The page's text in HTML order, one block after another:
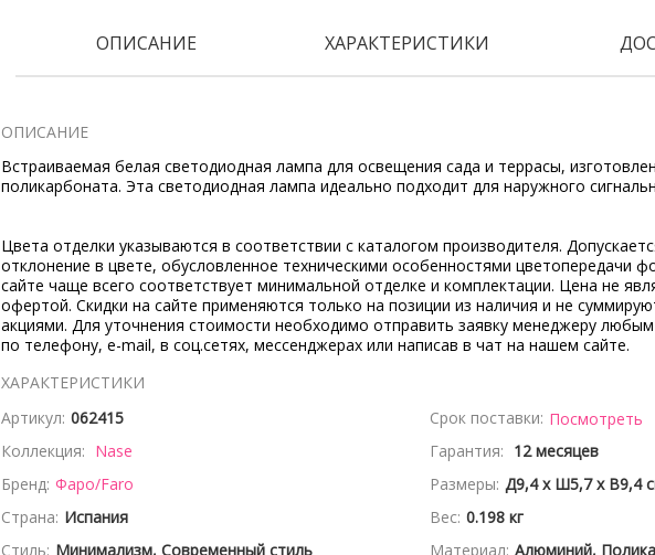
ОПИСАНИЕ ХАРАКТЕРИСТИКИ
ОПИСАНИЕ
Встраиваемая белая светодиодная лампа для освещения сада и террасы,
поликарбоната. Эта светодиодная лампа идеально подходит для наружного
Цвета отделки указываются в соответствии с каталогом производителя.
отклонение в цвете, обусловленное техническими особенностями цветопередачи
сайте чаще всего соответствует минимальной отделке и комплектации. Цена не
офертой. Скидки на сайте применяются только на позиции из наличия и не
акциями. Для уточнения стоимости необходимо отправить заявку менеджеру
по телефону, e-mail, в соц.сетях, мессенджерах или написав в чат на нашем сайте.
ХАРАКТЕРИСТИКИ
Артикул: 062415 Срок поставки: Посмотреть
Коллекция: Nase Гарантия: 12 месяцев
Бренд: Фаро/Faro Размеры: Д9,4 x Ш5,7 x В9,4
Страна: Испания Вес: 0.198 кг
Стиль: Минимализм, Современный стиль Материал: Алюминий,